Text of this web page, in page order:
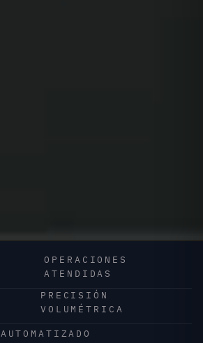
OPERACIONES
ATENDIDAS
PRECISIÓN
VOLUMÉTRICA
AUTOMATIZADO